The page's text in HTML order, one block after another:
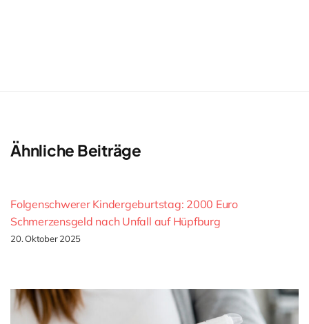
Ähnliche Beiträge
Folgenschwerer Kindergeburtstag: 2000 Euro
Schmerzensgeld nach Unfall auf Hüpfburg
20. Oktober 2025